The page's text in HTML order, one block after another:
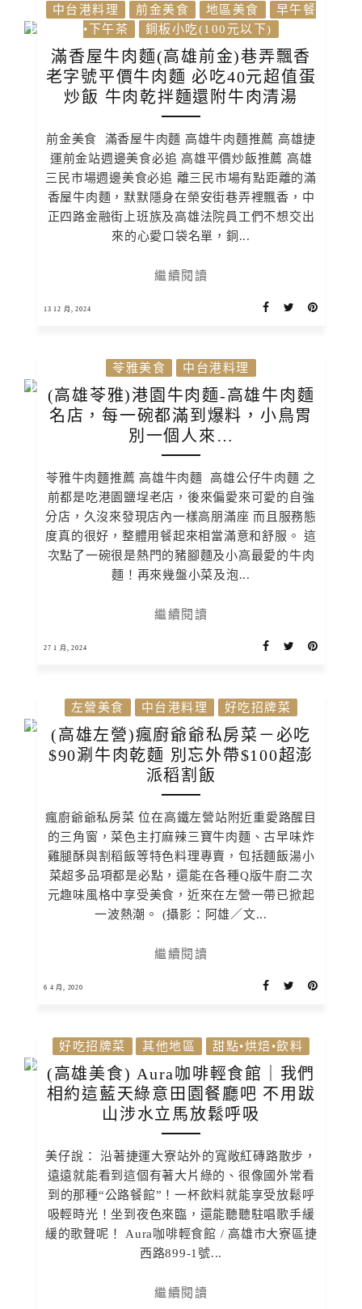
中台港料理 前金美食 地區美食
早午餐
•下午茶
銅板小吃(100元以下)
滿香屋牛肉麵(高雄前金)巷弄飄香
老字號平價牛肉麵 必吃40元超值蛋
炒飯 牛肉乾拌麵還附牛肉清湯
前金美食 滿香屋牛肉麵 高雄牛肉麵推薦 高雄捷
運前金站週邊美食必追 高雄平價炒飯推薦 高雄
三民市場週邊美食必追 離三民市場有點距離的滿
香屋牛肉麵，默默隱身在榮安街巷弄裡飄香，中
正四路金融街上班族及高雄法院員工們不想交出
來的心愛口袋名單，銅...
繼續閱讀
13 12 月, 2024
苓雅美食 中台港料理
(高雄苓雅)港園牛肉麵-高雄牛肉麵
名店，每一碗都滿到爆料，小鳥胃
別一個人來…
苓雅牛肉麵推薦 高雄牛肉麵 高雄公仔牛肉麵 之
前都是吃港園鹽埕老店，後來偏愛來可愛的自強
分店，久沒來發現店內一樣高朋滿座 而且服務態
度真的很好，整體用餐起來相當滿意和舒服。 這
次點了一碗很是熱門的豬腳麵及小高最愛的牛肉
麵！再來幾盤小菜及泡...
繼續閱讀
27 1 月, 2024
左營美食 中台港料理 好吃招牌菜
(高雄左營)瘋廚爺爺私房菜－必吃
$90涮牛肉乾麵 別忘外帶$100超澎
派稻割飯
瘋廚爺爺私房菜 位在高鐵左營站附近重愛路醒目
的三角窗，菜色主打麻辣三寶牛肉麵、古早味炸
雞腿酥與割稻飯等特色料理專賣，包括麵飯湯小
菜超多品項都是必點，還能在各種Q版牛廚二次
元趣味風格中享受美食，近來在左營一帶已掀起
一波熱潮。 (攝影：阿雄／文...
繼續閱讀
6 4 月, 2020
好吃招牌菜 其他地區 甜點•烘焙•飲料
(高雄美食) Aura咖啡輕食館｜我們
相約這藍天綠意田園餐廳吧 不用跋
山涉水立馬放鬆呼吸
美仔說： 沿著捷運大寮站外的寬敞紅磚路散步，
遠遠就能看到這個有著大片綠的、很像國外常看
到的那種“公路餐館”！一杯飲料就能享受放鬆呼
吸輕時光！坐到夜色來臨，還能聽聽駐唱歌手緩
緩的歌聲呢！ Aura咖啡輕食館 / 高雄市大寮區捷
西路899-1號...
繼續閱讀